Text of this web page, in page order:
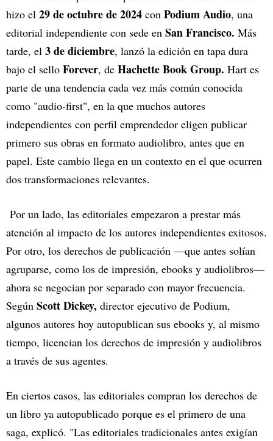
hizo el 29 de octubre de 2024 con Podium Audio, una
editorial independiente con sede en San Francisco. Más
tarde, el 3 de diciembre, lanzó la edición en tapa dura
bajo el sello Forever, de Hachette BookGroup. Hart es
parte de una tendencia cada vez más común conocida
como "audio-first", en la que muchos autores
independientes con perfil emprendedor eligen publicar
primero sus obras en formato audiolibro, antes que en
papel. Este cambio llega en un contexto en el que ocurren
dos transformaciones relevantes.
Por un lado, las editoriales empezaron a prestar más
atención al impacto de los autores independientes exitosos.
Por otro, los derechos de publicación —que antes solían
agruparse, como los de impresión, ebooks y audiolibros—
ahora se negocian por separado con mayor frecuencia.
Según Scott Dickey, director ejecutivo de Podium,
algunos autores hoy autopublican sus ebooks y, al mismo
tiempo, licencian los derechos de impresión y audiolibros
a través de sus agentes.
En ciertos casos, las editoriales compran los derechos de
un libro ya autopublicado porque es el primero de una
saga, explicó. "Las editoriales tradicionales antes exigían